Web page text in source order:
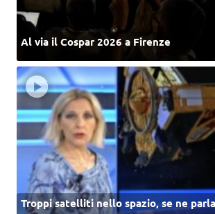
Al via il Cospar 2026 a Firenze
Troppi satelliti nello spazio, se ne